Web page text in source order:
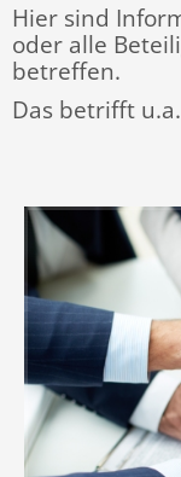
Hier sind
oder alle
betreffen.
Das betrifft